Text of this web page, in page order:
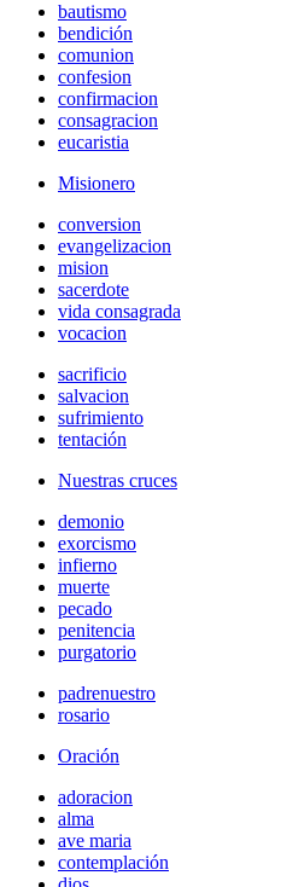
bautismo
bendición
comunion
confesion
confirmacion
consagracion
eucaristia
Misionero
conversion
evangelizacion
mision
sacerdote
vida consagrada
vocacion
sacrificio
salvacion
sufrimiento
tentación
Nuestras cruces
demonio
exorcismo
infierno
muerte
pecado
penitencia
purgatorio
padrenuestro
rosario
Oración
adoracion
alma
ave maria
contemplación